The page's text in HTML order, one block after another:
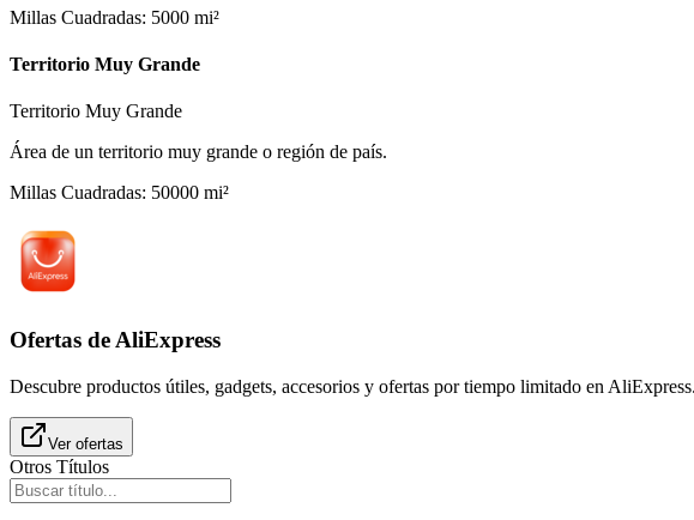
Millas Cuadradas: 5000 mi²
Territorio Muy Grande
Territorio Muy Grande
Área de un territorio muy grande o región de país.
Millas Cuadradas: 50000 mi²
Ofertas de AliExpress
Descubre productos útiles, gadgets, accesorios y ofertas por tiempo limitado en AliExpress.
Ver ofertas
Otros Títulos